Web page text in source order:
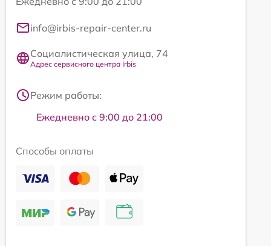
info@irbis-repair-center.ru
Социалистическая улица, 74
Адрес сервисного центра Irbis
Режим работы:
Ежедневно с 9:00 до 21:00
Способы оплаты